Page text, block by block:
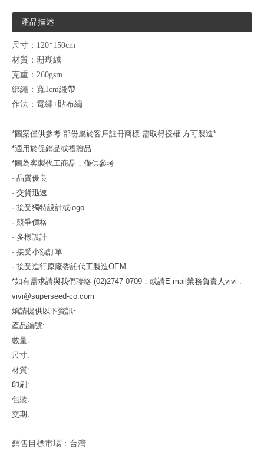
產品描述
尺寸：120*150cm
材質：珊瑚絨
克重：260gsm
綁繩：寬1cm緞帶
作法：電繡+貼布繡
*圖案僅供參考 部份屬於客戶註冊商標 需取得授權 方可製造*
*適用於促銷品或禮贈品
*圖為客製代工商品，僅供參考
· 品質優良
· 交貨迅速
· 接受獨特設計或logo
· 競爭價格
· 多樣設計
· 接受小額訂單
· 接受進行原廠委託代工製造OEM
*如有需求請與我們聯絡 (02)2747-0709 ，或請E-mail業務負責人 vivi :
vivi@superseed-co.com
煩請提供以下資訊~
產品編號:
數量:
尺寸:
材質:
印刷:
包裝:
交期:
銷售目標市場：台灣